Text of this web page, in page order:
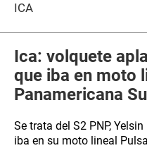
ICA
Ica: volquete
que iba en moto
Panamericana
Se trata del S2 PNP,
iba en su moto lineal